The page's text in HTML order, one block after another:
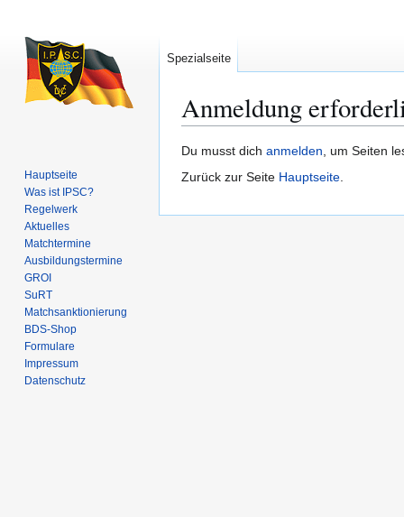
Anmeldung
Zur
Navigation
Zur
Suche
Du musst dich anmelden, um Seiten
Zurück zur Seite Hauptseite.
Spezialseite
Hauptseite
Was ist IPSC?
Regelwerk
Aktuelles
Matchtermine
Ausbildungs­termine
GROI
SuRT
Match­sanktionierung
BDS-Shop
Formulare
Impressum
Datenschutz